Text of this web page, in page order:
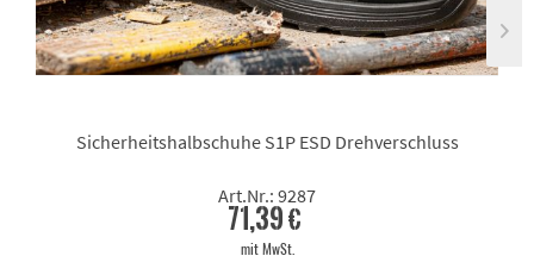
Sicherheitshalbschuhe S1P ESD Drehverschluss
Art.Nr.: 9287
71,39 €
mit MwSt.